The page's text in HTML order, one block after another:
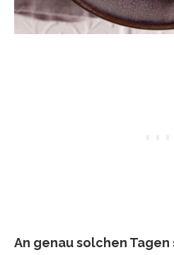
An genau solchen